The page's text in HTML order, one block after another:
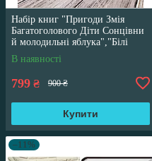
Набір книг "Пригоди Змія
Багатоголового Діти Сонцівни
й молодильні яблука","Білі
перлини для Білої Королеви"
В наявності
799 ₴ 900 ₴
Купити
–11%